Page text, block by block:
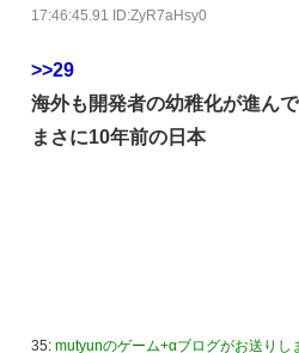
17:46:45.91 ID:ZyR7aHsy0
>>29
海外も開発者の幼稚化が進ん
まさに10年前の日本
35: mutyunのゲーム+αブログがお送りし